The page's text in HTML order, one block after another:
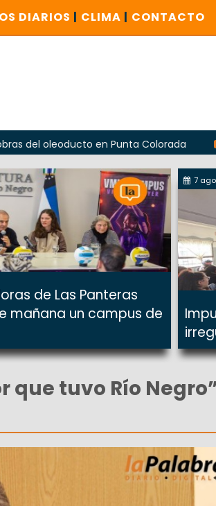
DIARIOS | CLIMA | CONTACTO
en Punta Colorada
Odarda
de Las Panteras
mañana un campus de
7
que tuvo Río